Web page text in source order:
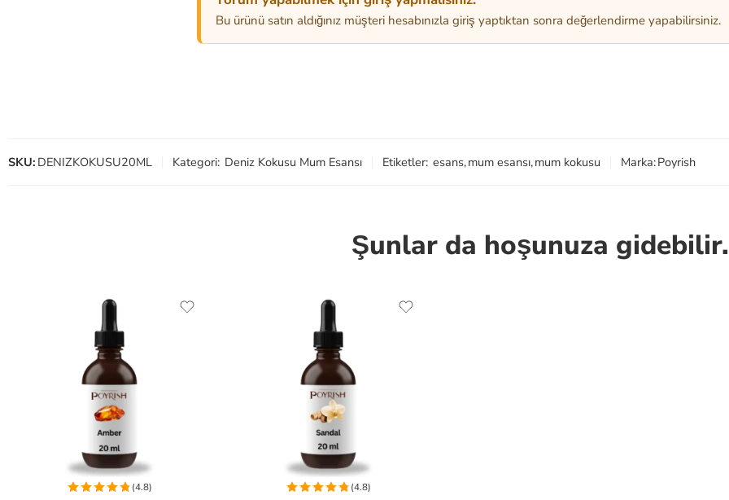
Bu ürünü satın aldığınız müşteri hesabınızla giriş yaptıktan sonra değerlendirme yapabilirsiniz.
SKU: DENIZKOKUSU20ML Kategori: Deniz Kokusu Mum Esansı Etiketler: esans,mum esansı,mum kokusu Marka:Poyrish
Şunlar da hoşunuza
(4.8) (4.8)